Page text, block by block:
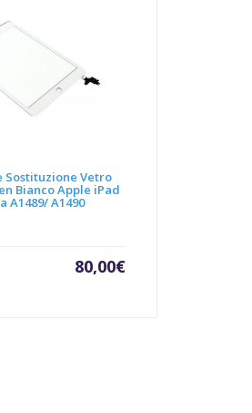
Sostituzione Vetro
Bianco Apple iPad
A1489/ A1490
Il
80,00€
Il